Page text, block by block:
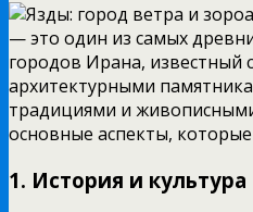
— это один из самых
городов Ирана, известный
архитектурными
традициями и
основные аспекты,
1. История и культура